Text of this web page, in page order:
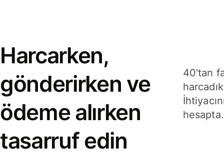
Harcarken,
gönderirken ve
ödeme alırken
tasarruf edin
40'tan
hesapta.